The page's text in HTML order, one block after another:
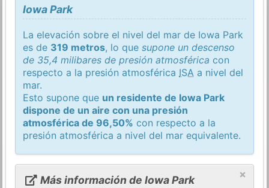
Iowa Park
La elevación sobre el nivel del mar de Iowa Park
es de 319 metros, lo quesupone un descenso
de 35,4 milibares de presión atmosférica con
respecto a la presión atmosférica ISA a nivel del
mar.
Esto supone que un residente de Iowa Park
dispone de un aire con una presión
atmosférica de 96,50% con respecto a la
presión atmosférica a nivel del mar equivalente.
×
Más información de Iowa Park